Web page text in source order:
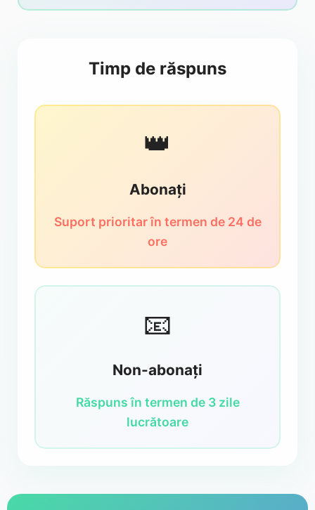
Timp de răspuns
👑
Abonați
Suport prioritar în termen de 24 de
ore
📧
Non-abonați
Răspuns în termen de 3 zile
lucrătoare